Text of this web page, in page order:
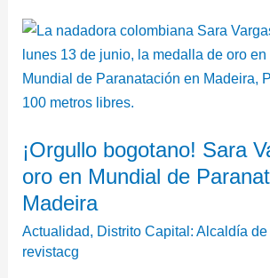
¡Orgullo bogotano! Sara
oro en Mundial de
Madeira
Actualidad Distrito Capital: Alcaldía
revistacg
¡Orgullo
bogotano!
Sara
Vargas
oro
en
Mundial
Paranatación